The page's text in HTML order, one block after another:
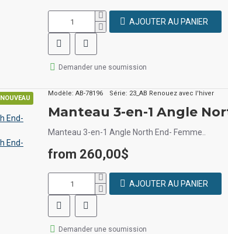
AJOUTER AU PANIER
Demander une soumission
NOUVEAU
Modèle: AB-78196 Série: 23_AB Renouez avec l'hiver
Manteau 3-en-1 Angle
Manteau 3-en-1 Angle North End- Femme..
from 260,00$
AJOUTER AU PANIER
Demander une soumission